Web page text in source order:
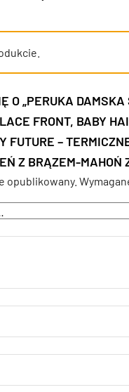
O „PERUKA
FRONT, BABY
–
Z BRĄZEM-MAHOŃ
opublikowany.